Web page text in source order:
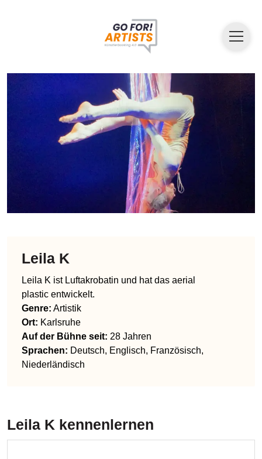
Leila K
Leila K ist Luftakrobatin und hat das aerial
plastic entwickelt.
Genre: Artistik
Ort: Karlsruhe
Auf der Bühne seit: 28 Jahren
Sprachen: Deutsch, Englisch, Französisch,
Niederländisch
Leila K kennenlernen